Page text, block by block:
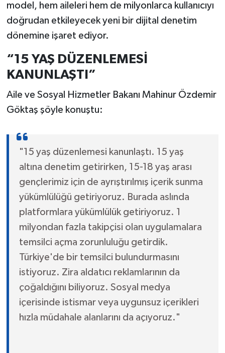
model, hem aileleri hem de milyonlarca kullanıcıyı
doğrudan etkileyecek yeni bir dijital denetim
dönemine işaret ediyor.
“15 YAŞ DÜZENLEMESİ
KANUNLAŞTI”
Aile ve Sosyal Hizmetler Bakanı Mahinur Özdemir
Göktaş şöyle konuştu:
"15 yaş düzenlemesi kanunlaştı. 15 yaş
altına denetim getirirken, 15-18 yaş arası
gençlerimiz için de ayrıştırılmış içerik sunma
yükümlülüğü getiriyoruz. Burada aslında
platformlara yükümlülük getiriyoruz. 1
milyondan fazla takipçisi olan uygulamalara
temsilci açma zorunluluğu getirdik.
Türkiye'de bir temsilci bulundurmasını
istiyoruz. Zira aldatıcı reklamlarının da
çoğaldığını biliyoruz. Sosyal medya
içerisinde istismar veya uygunsuz içerikleri
hızla müdahale alanlarını da açıyoruz."